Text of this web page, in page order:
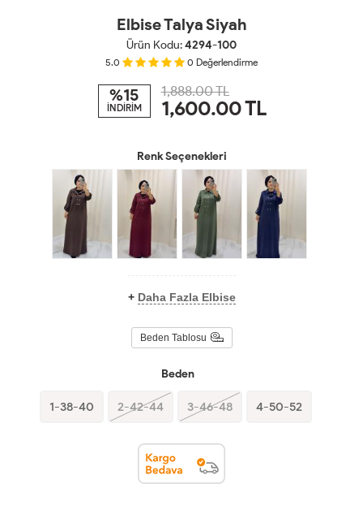
Elbise Talya Siyah
Ürün Kodu:4294-100
5.0 0 Değerlendirme
%15
İNDİRİM
1,888.00 TL
1,600.00TL
Renk Seçenekleri
+ Daha Fazla Elbise
Beden Tablosu
Beden
1-38-40 2-42-44 3-46-48 4-50-52